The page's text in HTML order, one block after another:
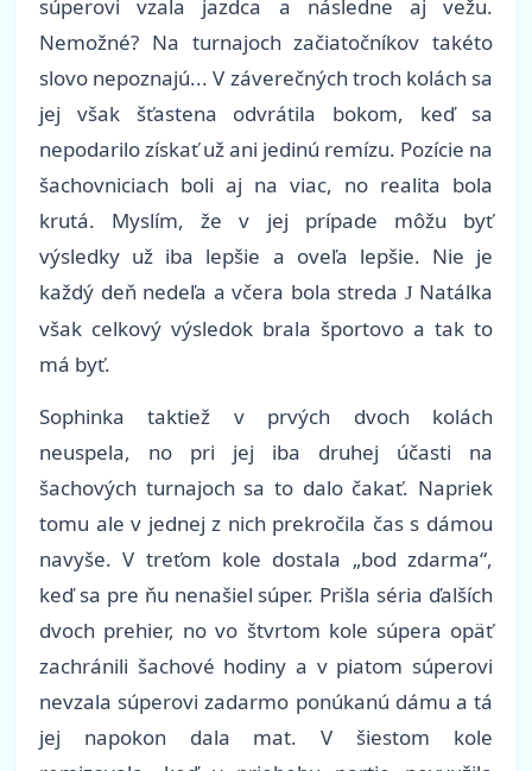
súperovi vzala jazdca a následne aj vežu.
Nemožné? Na turnajoch začiatočníkov takéto
slovo nepoznajú... V záverečných troch kolách sa
jej však šťastena odvrátila bokom, keď sa
nepodarilo získať už ani jedinú remízu. Pozície na
šachovniciach boli aj na viac, no realita bola
krutá. Myslím, že v jej prípade môžu byť
výsledky už iba lepšie a oveľa lepšie. Nie je
každý deň nedeľa a včera bola streda JNatálka
však celkový výsledok brala športovo a tak to
má byť.
Sophinka taktiež v prvých dvoch kolách
neuspela, no pri jej iba druhej účasti na
šachových turnajoch sa to dalo čakať. Napriek
tomu ale v jednej z nich prekročila čas s dámou
navyše. V treťom kole dostala „bod zdarma“,
keď sa pre ňu nenašiel súper. Prišla séria ďalších
dvoch prehier, no vo štvrtom kole súpera opäť
zachránili šachové hodiny a v piatom súperovi
nevzala súperovi zadarmo ponúkanú dámu a tá
jej napokon dala mat. V šiestom kole